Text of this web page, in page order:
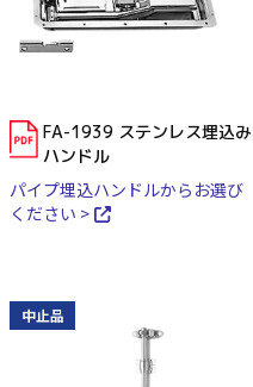
FA-1939 ステンレス埋込み
ハンドル
パイプ埋込ハンドルからお選び
ください >
中止品